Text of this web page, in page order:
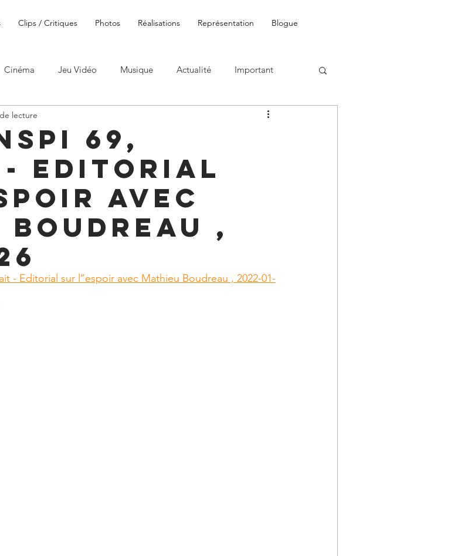
Clips / Critiques Photos Réalisations Représentation Blogue
Cinéma Jeu Vidéo Musique Actualité Important
69,
Editorial
avec
Boudreau ,
lecture
- Editorial sur l’’espoir avec Mathieu Boudreau , 2022-01-